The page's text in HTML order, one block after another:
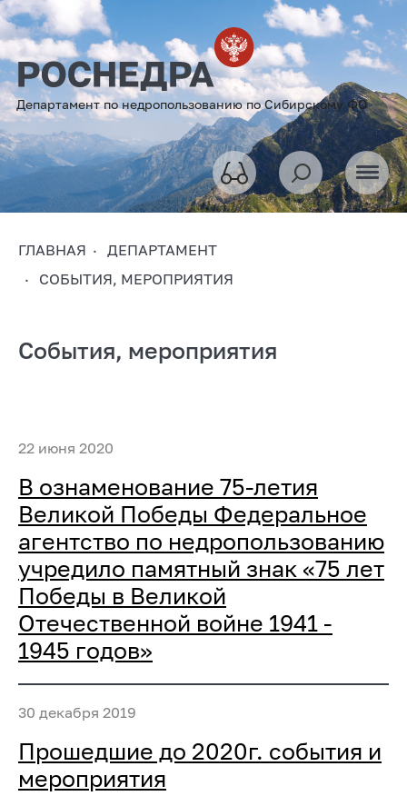
Департамент по недропользованию по Сибирскому ФО
ГЛАВНАЯ
ДЕПАРТАМЕНТ
СОБЫТИЯ, МЕРОПРИЯТИЯ
События, мероприятия
22 июня 2020
В ознаменование 75-летия
Великой Победы Федеральное
агентство по недропользованию
учредило памятный знак «75 лет
Победы в Великой
Отечественной войне 1941 -
1945 годов»
30 декабря 2019
Прошедшие до 2020г. события и
мероприятия